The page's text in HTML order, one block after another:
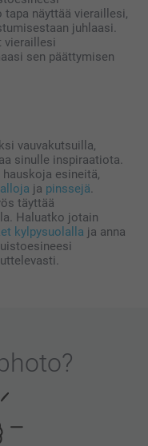
tapa näyttää vieraillesi,
juhlaasi.
vieraillesi
sen päättymisen
vauvakutsuilla,
sinulle inspiraatiota.
esineitä,
ja pinssejä
täyttää
Haluatko jotain
kylpysuolalla ja anna
?